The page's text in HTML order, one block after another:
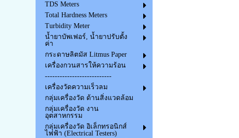
TDS Meters
Total Hardness Meters
Turbidity Meter
น้ำยาบัพเฟอร์, น้ำยาปรับตั้ง
ค่า
กระดาษลิตมัส Litmus Paper
เครื่องกวนสารให้ความร้อน
---------------------------
เครื่องวัดความเร็วลม
กลุ่มเครื่องวัด ด้านสิ่งแวดล้อม
กลุ่มเครื่องวัด งาน
อุตสาหกรรม
กลุ่มเครื่องวัด อิเล็กทรอนิกส์
ไฟฟ้า (Electrical Testers)